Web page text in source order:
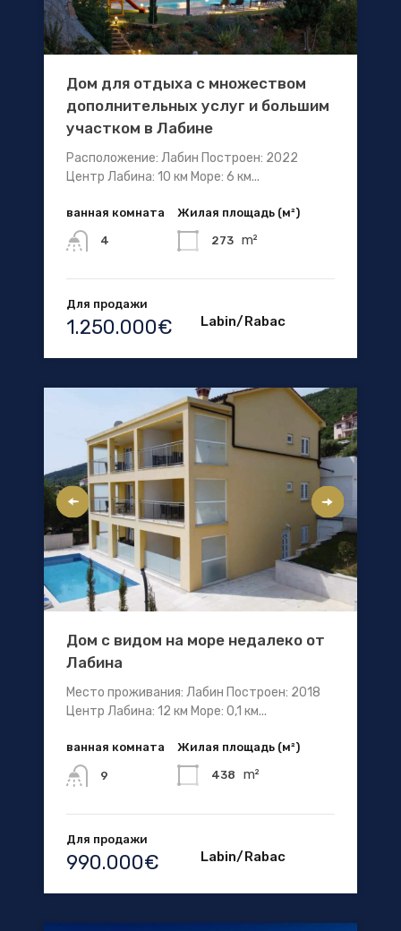
Дом для отдыха с множеством
дополнительных услуг и большим
участком в Лабине
Расположение: Лабин Построен: 2022
Центр Лабина: 10 км Море: 6 км...
ванная комната
4
Жилая площадь (м²)
273 m²
Для продажи
1.250.000€ Labin/Rabac
Дом с видом на море недалеко от
Лабина
Место проживания: Лабин Построен: 2018
Центр Лабина: 12 км Море: 0,1 км...
ванная комната
9
Жилая площадь (м²)
438 m²
Для продажи
990.000€ Labin/Rabac